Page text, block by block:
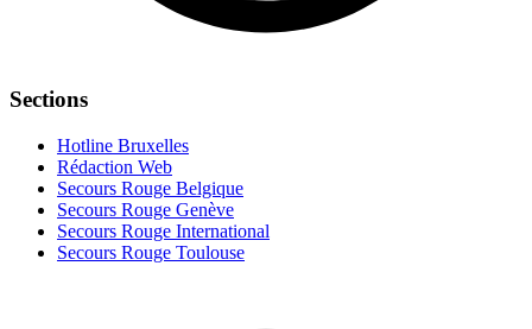
Sections
Hotline Bruxelles
Rédaction Web
Secours Rouge Belgique
Secours Rouge Genève
Secours Rouge International
Secours Rouge Toulouse